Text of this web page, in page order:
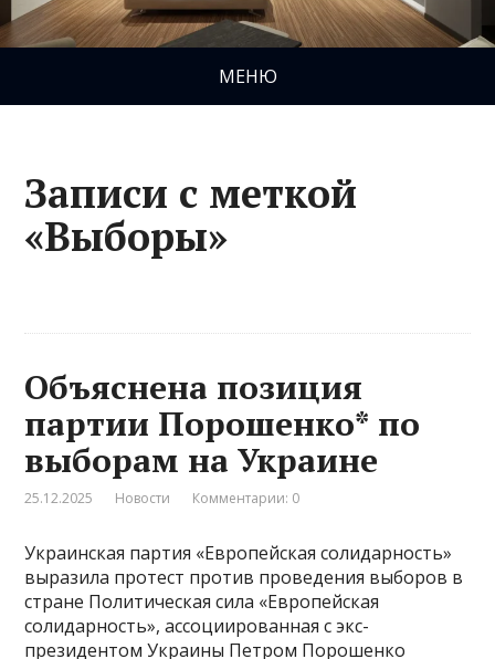
МЕНЮ
Записи с меткой
«Выборы»
Объяснена позиция
партии Порошенко* по
выборам на Украине
25.12.2025 Новости Комментарии: 0
Украинская партия «Европейская солидарность»
выразила протест против проведения выборов в
стране Политическая сила «Европейская
солидарность», ассоциированная с экс-
президентом Украины Петром Порошенко